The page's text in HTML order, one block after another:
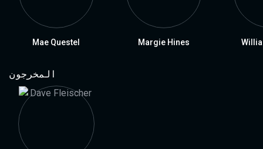
Mae Questel Margie Hines
المخرجون